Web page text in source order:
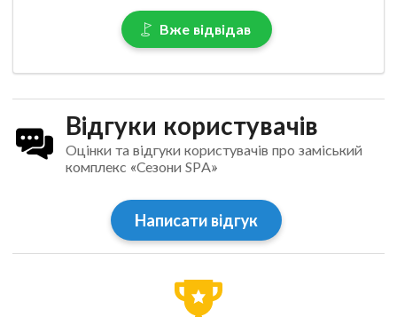
Вже відвідав
Відгуки користувачів
Оцінки та відгуки користувачів про заміський
комплекс «Сезони SPA»
Написати відгук